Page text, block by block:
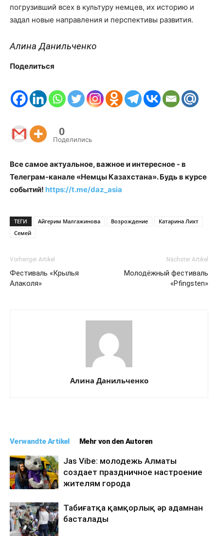
погрузивший всех в культуру немцев, их историю и
задал новые направления и перспективы развития.
Алина Данильченко
Поделиться
0
Поделились
Все самое актуальное, важное и интересное - в
Телеграм-канале «Немцы Казахстана». Будь в курсе
событий! https://t.me/daz_asia
ТЕГИ Айгерим Малгажинова Возрождение
Катарина Лихт
Семей
Vorheriger Artikel
Фестиваль «Крылья
Алаколя»
Nächster Artikel
Молодёжный фестиваль
«Pfingsten»
Алина Данильченко
Verwandte Artikel Mehr von den Autoren
Jas Vibe: молодежь Алматы
создает праздничное настроение
жителям города
Табиғатқа қамқорлық әр адамнан
басталады